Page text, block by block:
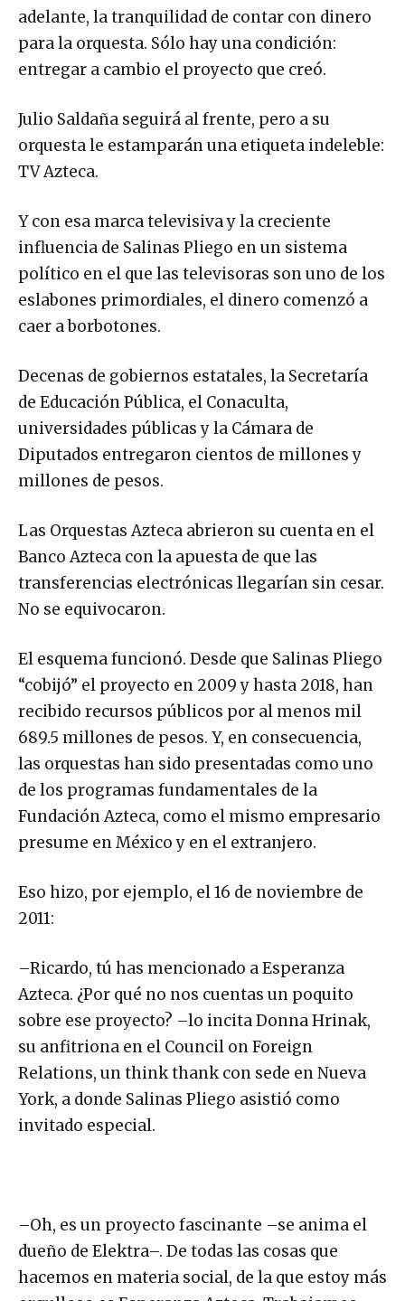
adelante, la tranquilidad de contar con dinero
para la orquesta. Sólo hay una condición:
entregar a cambio el proyecto que creó.
Julio Saldaña seguirá al frente, pero a su
orquesta le estamparán una etiqueta indeleble:
TV Azteca.
Y con esa marca televisiva y la creciente
influencia de Salinas Pliego en un sistema
político en el que las televisoras son uno de los
eslabones primordiales, el dinero comenzó a
caer a borbotones.
Decenas de gobiernos estatales, la Secretaría
de Educación Pública, el Conaculta,
universidades públicas y la Cámara de
Diputados entregaron cientos de millones y
millones de pesos.
Las Orquestas Azteca abrieron su cuenta en el
Banco Azteca con la apuesta de que las
transferencias electrónicas llegarían sin cesar.
No se equivocaron.
El esquema funcionó. Desde que Salinas Pliego
“cobijó” el proyecto en 2009 y hasta 2018, han
recibido recursos públicos por al menos mil
689.5 millones de pesos. Y, en consecuencia,
las orquestas han sido presentadas como uno
de los programas fundamentales de la
Fundación Azteca, como el mismo empresario
presume en México y en el extranjero.
Eso hizo, por ejemplo, el 16 de noviembre de
2011:
–Ricardo, tú has mencionado a Esperanza
Azteca. ¿Por qué no nos cuentas un poquito
sobre ese proyecto? –lo incita Donna Hrinak,
su anfitriona en el Council on Foreign
Relations, un think thank con sede en Nueva
York, a donde Salinas Pliego asistió como
invitado especial.
–Oh, es un proyecto fascinante –se anima el
dueño de Elektra–. De todas las cosas que
hacemos en materia social, de la que estoy más